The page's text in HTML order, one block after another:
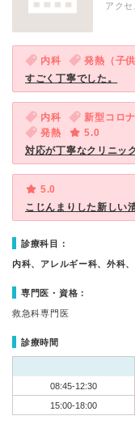
アク
内科 発熱（子供
すごく丁寧でした。
内科
新型コロ
発熱
5.0
対応が丁寧なクリニッ
5.0
こじんまりした新しい
診療科目：
内科、アレルギー科、外科
専門医・資格：
救急科専門医
診療時間
08:45-12:30
15:00-18:00